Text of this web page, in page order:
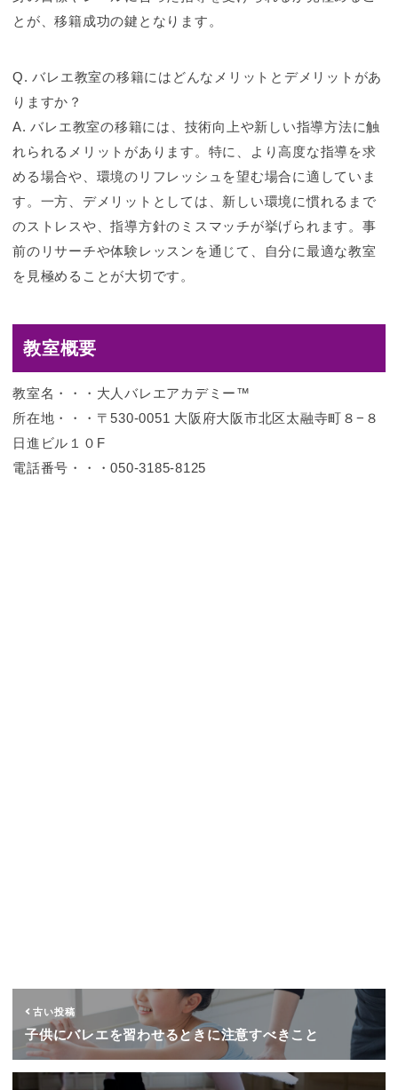
とが、移籍成功の鍵となります。
Q. バレエ教室の移籍にはどんなメリットとデメリットがあ
りますか？
A. バレエ教室の移籍には、技術向上や新しい指導方法に触
れられるメリットがあります。特に、より高度な指導を求
める場合や、環境のリフレッシュを望む場合に適していま
す。一方、デメリットとしては、新しい環境に慣れるまで
のストレスや、指導方針のミスマッチが挙げられます。事
前のリサーチや体験レッスンを通じて、自分に最適な教室
を見極めることが大切です。
教室概要
教室名・・・大人バレエアカデミー™
所在地・・・〒530-0051 大阪府大阪市北区太融寺町８−８
日進ビル１０F
電話番号・・・050-3185-8125
古い投稿
子供にバレエを習わせるときに注意すべきこと